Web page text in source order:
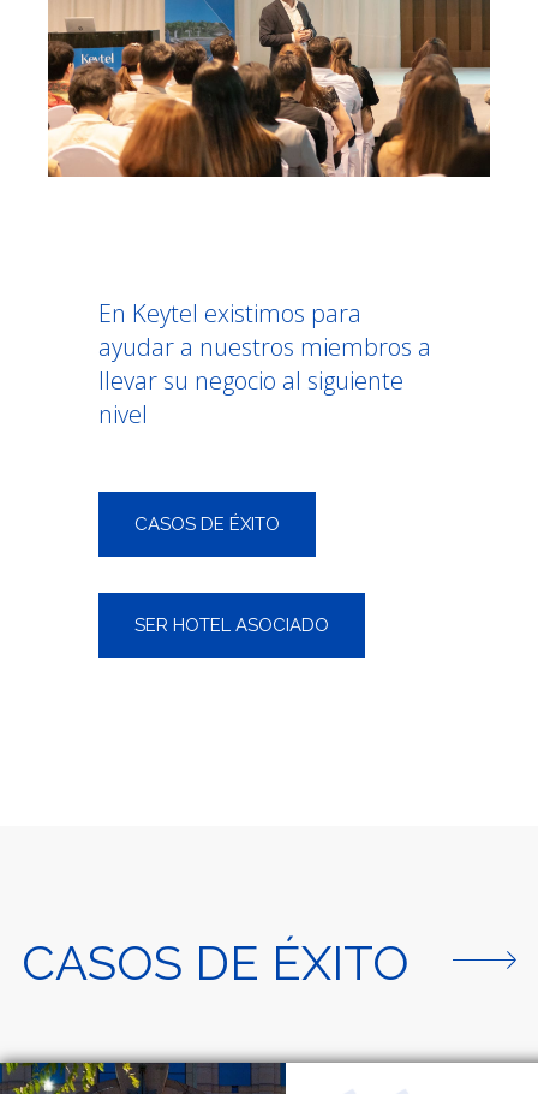
En Keytel existimos para
ayudar a nuestros miembros a
llevar su negocio al siguiente
nivel
CASOS DE ÉXITO
SER HOTEL ASOCIADO
CASOS DE ÉXITO